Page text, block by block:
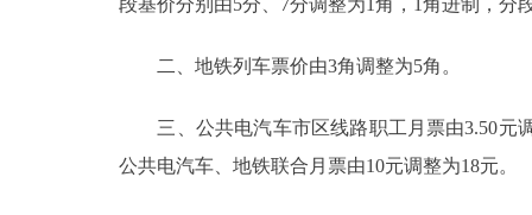
便民服务
中介服务
段基价分别由5分、7分调整为1角，1角进制，分
二、地铁列车票价由3角调整为5角。
三、公共电汽车市区线路职工月票由3.50元调
公共电汽车、地铁联合月票由10元调整为18元。